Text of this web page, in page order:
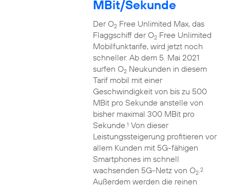
MBit/Sekunde
Der O2Free Unlimited Max, das
Flaggschiff der O2Free Unlimited
Mobilfunktarife, wird jetzt noch
schneller. Ab dem 5. Mai 2021
surfen O2Neukunden in diesem
Tarif mobil mit einer
Geschwindigkeit von bis zu 500
MBit pro Sekunde anstelle von
bisher maximal 300 MBit pro
Sekunde.1 Von dieser
Leistungssteigerung profitieren vor
allem Kunden mit 5G-fähigen
Smartphones im schnell
wachsenden 5G-Netz von O2.2
Außerdem werden die reinen